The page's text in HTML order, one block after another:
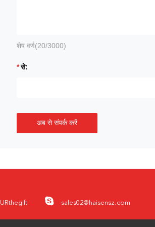
शेष वर्ण(20/3000)
से:
अब से संपर्क करें
URthegift sales02@haisensz.com